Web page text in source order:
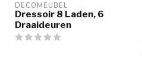
DECOMEUBEL
Dressoir 8 Laden, 6
Draaideuren